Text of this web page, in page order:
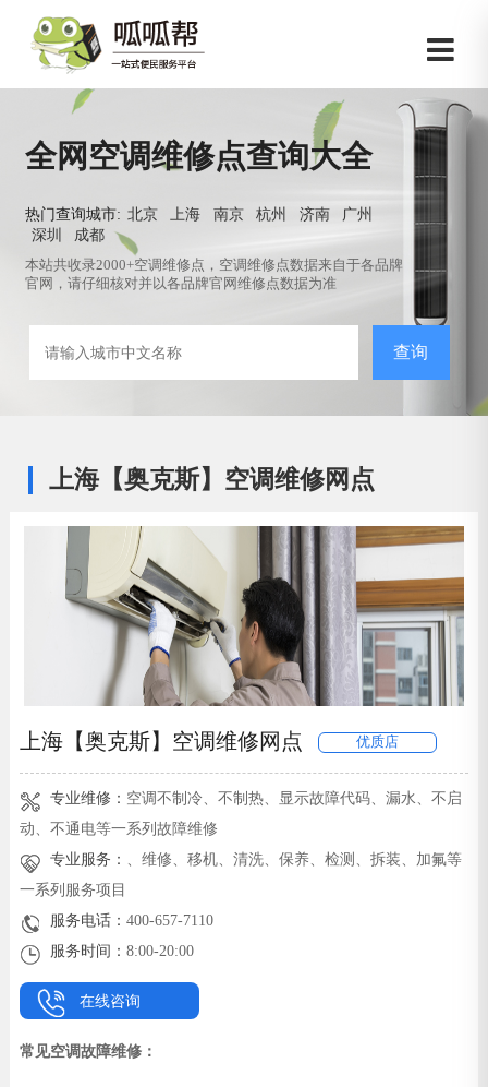
全网空调维修点查询大全
热门查询城市: 北京 上海 南京 杭州 济南
广州
深圳
成都
本站共收录2000+空调维修点，空调维修点数据来自于各品牌
官网，请仔细核对并以各品牌官网维修点数据为准
查询
上海【奥克斯】空调维修网点
上海【奥克斯】空调维修网点 优质店
专业维修： 空调不制冷、不制热、显示故障代码、漏水、不启
动、不通电等一系列故障维修
专业服务： 、维修、移机、清洗、保养、检测、拆装、加氟等
一系列服务项目
服务电话：400-657-7110
服务时间：8:00-20:00
在线咨询
常见空调故障维修：